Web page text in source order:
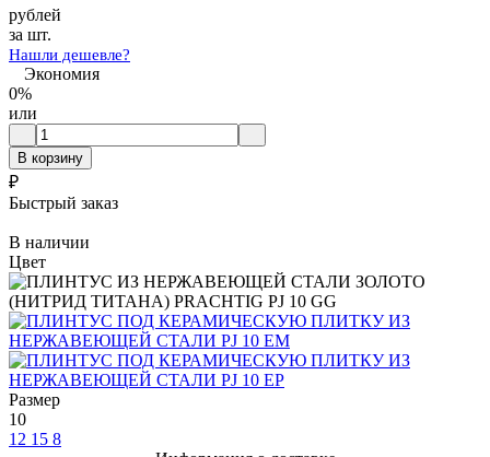
рублей
за шт.
Нашли дешевле?
Экономия
0%
или
В корзину
₽
Быстрый заказ
В наличии
Цвет
Размер
10
12 15 8